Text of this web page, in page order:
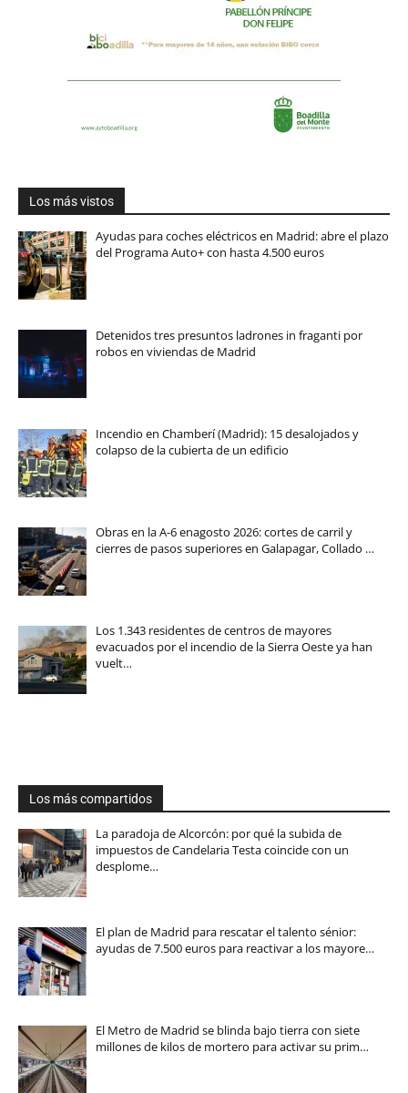
Los más vistos
Ayudas para coches eléctricos en Madrid: abre el plazo
del Programa Auto+ con hasta 4.500 euros
Detenidos tres presuntos ladrones in fraganti por
robos en viviendas de Madrid
Incendio en Chamberí (Madrid): 15 desalojados y
colapso de la cubierta de un edificio
Obras en la A-6 enagosto 2026: cortes de carril y
cierres de pasos superiores en Galapagar, Collado …
Los 1.343 residentes de centros de mayores
evacuados por el incendio de la Sierra Oeste ya han
vuelt…
Los más compartidos
La paradoja de Alcorcón: por qué la subida de
impuestos de Candelaria Testa coincide con un
desplome…
El plan de Madrid para rescatar el talento sénior:
ayudas de 7.500 euros para reactivar a los mayore…
El Metro de Madrid se blinda bajo tierra con siete
millones de kilos de mortero para activar su prim…